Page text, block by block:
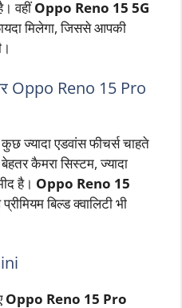
वहींOppo Reno 15 5G
मिलेगा, जिससे आपकी
Oppo Reno 15 Pro
ज्यादा एडवांस फीचर्स चाहते
कैमरा सिस्टम, ज्यादा
है। Oppo Reno 15
बिल्ड क्वालिटी भी
Oppo Reno 15 Pro